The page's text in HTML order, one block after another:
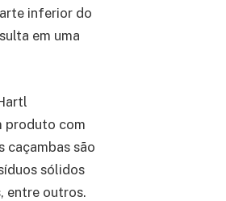
inferior do
em uma
produto com
caçambas são
sólidos
entre outros.